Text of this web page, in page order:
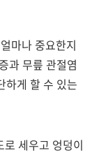
마나 중요한지
과 무릎 관절염
하게 할 수 있는
세우고 엉덩이